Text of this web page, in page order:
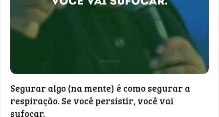
Segurar algo (na mente) é como segurar a
respiração. Se você persistir, você vai
sufocar.